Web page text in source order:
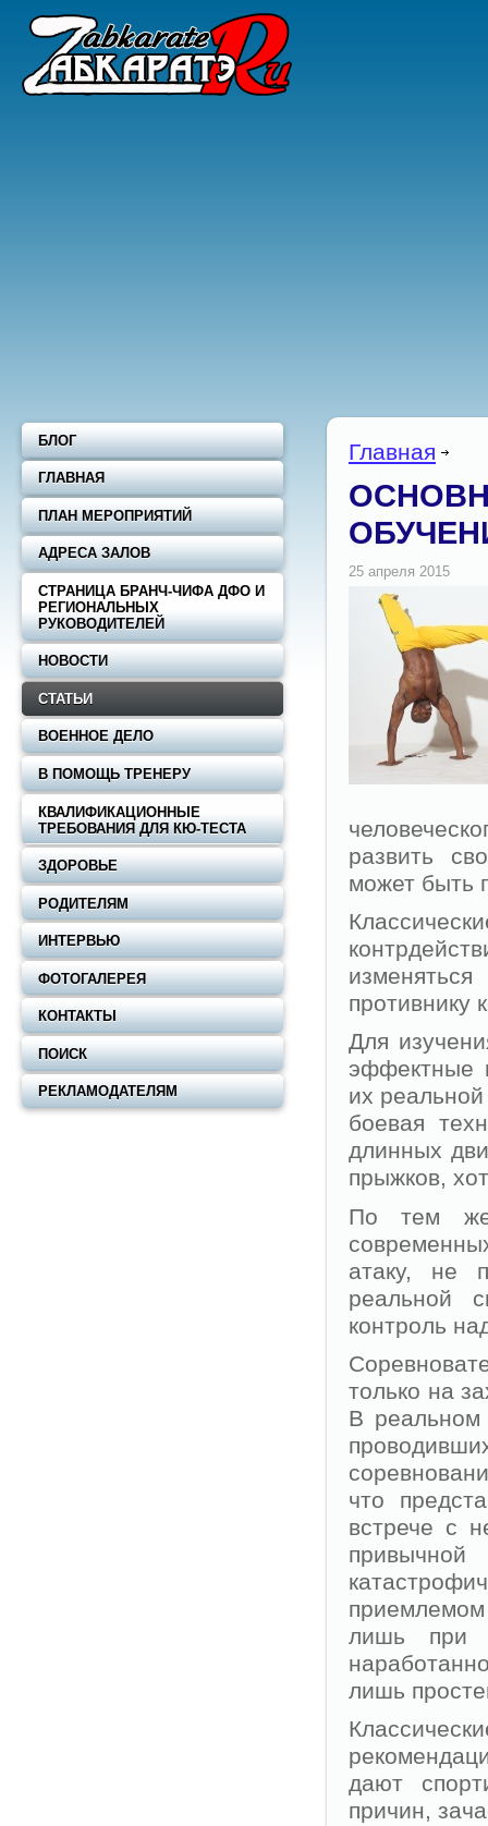
Главная
развить
может быть
противнику
Для
эффектные
их
боевая
длинных
прыжков,
По тем же
атаку, не
реальной
контроль
только на
В
что
встрече с
лишь при
лишь
дают
причин,
БЛОГ
ГЛАВНАЯ
ПЛАН МЕРОПРИЯТИЙ
АДРЕСА ЗАЛОВ
СТРАНИЦА БРАНЧ-ЧИФА ДФО И
РЕГИОНАЛЬНЫХ
РУКОВОДИТЕЛЕЙ
НОВОСТИ
СТАТЬИ
ВОЕННОЕ ДЕЛО
В ПОМОЩЬ ТРЕНЕРУ
КВАЛИФИКАЦИОННЫЕ
ТРЕБОВАНИЯ ДЛЯ КЮ-ТЕСТА
ЗДОРОВЬЕ
РОДИТЕЛЯМ
ИНТЕРВЬЮ
ФОТОГАЛЕРЕЯ
КОНТАКТЫ
ПОИСК
РЕКЛАМОДАТЕЛЯМ